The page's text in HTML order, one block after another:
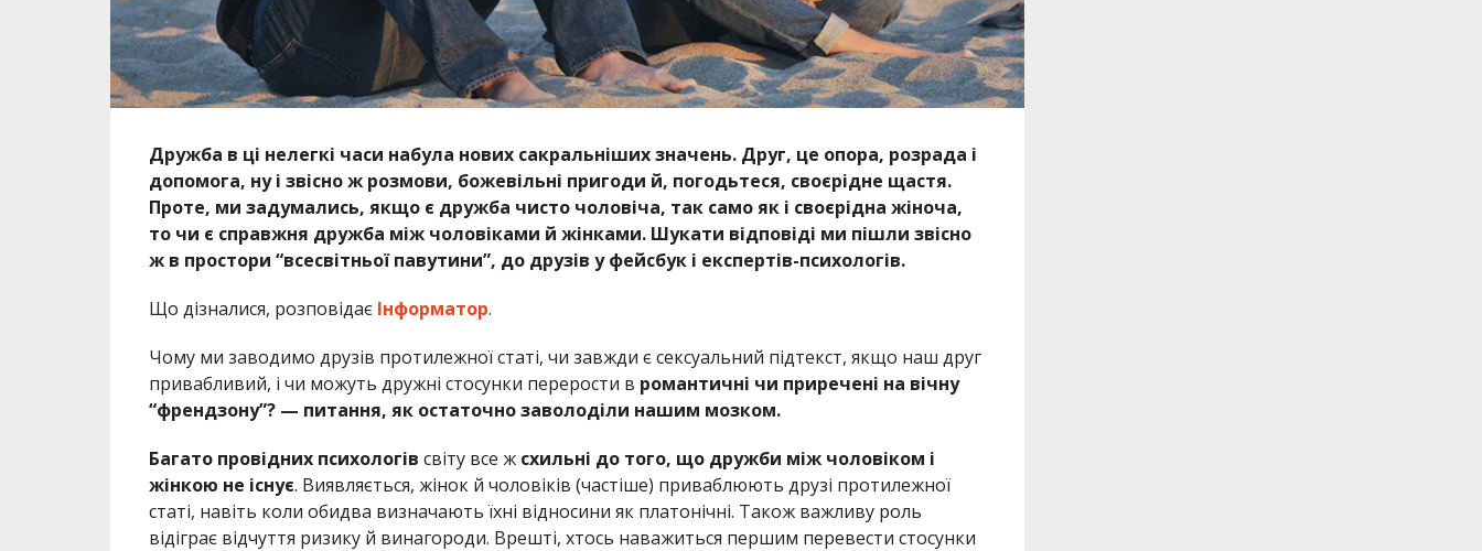
Дружба в ці нелегкі часи набула нових сакральніших значень. Друг, це опора, розрада і
допомога, ну і звісно ж розмови, божевільні пригоди й, погодьтеся, своєрідне щастя.
Проте, ми задумались, якщо є дружба чисто чоловіча, так само як і своєрідна жіноча,
то чи є справжня дружба між чоловіками й жінками. Шукати відповіді ми пішли звісно
ж в простори “всесвітньої павутини”, до друзів у фейсбук і експертів-психологів.
Що дізналися, розповідає Інформатор.
Чому ми заводимо друзів протилежної статі, чи завжди є сексуальний підтекст, якщо наш друг
привабливий, і чи можуть дружні стосунки перерости в романтичні чи приречені на вічну
“френдзону”? — питання, як остаточно заволоділи нашим мозком.
Багато провідних психологів світу все ж схильні до того, що дружби між чоловіком і
жінкою не існує. Виявляється, жінок й чоловіків (частіше) приваблюють друзі протилежної
статі, навіть коли обидва визначають їхні відносини як платонічні. Також важливу роль
відіграє відчуття ризику й винагороди. Врешті, хтось наважиться першим перевести стосунки